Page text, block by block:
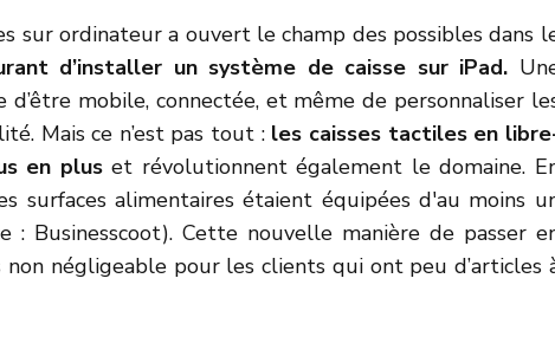
sur ordinateur a ouvert le champ des possibles dans
d’installer un système de caisse sur iPad.
d’être mobile, connectée, et même de personnaliser
Mais ce n’est pas tout :les caisses tactiles en
en pluset révolutionnent également le domaine.
surfaces alimentaires étaient équipées d'au moins
: Businesscoot). Cette nouvelle manière de passer
négligeable pour les clients qui ont peu d’articles